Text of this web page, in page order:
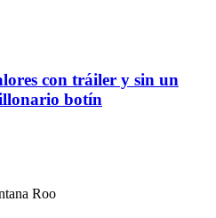
con tráiler y sin un
botín
Roo